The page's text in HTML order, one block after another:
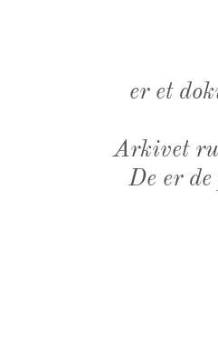
er et
Arkivet
De er